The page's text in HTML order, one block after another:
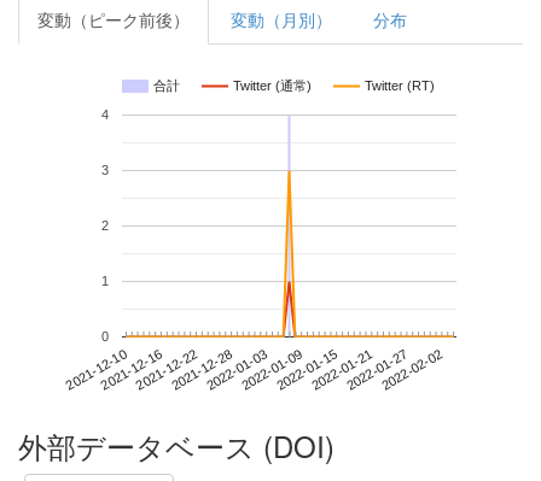
変動（ピーク前後） 変動（月別） 分布
合計 Twitter (通常) Twitter (RT)
2021-12-102021-12-162021-12-222021-12-282022-01-032022-01-092022-01-152022-01-212022-01-272022-02-02
0
1
2
3
4
外部データベース (DOI)